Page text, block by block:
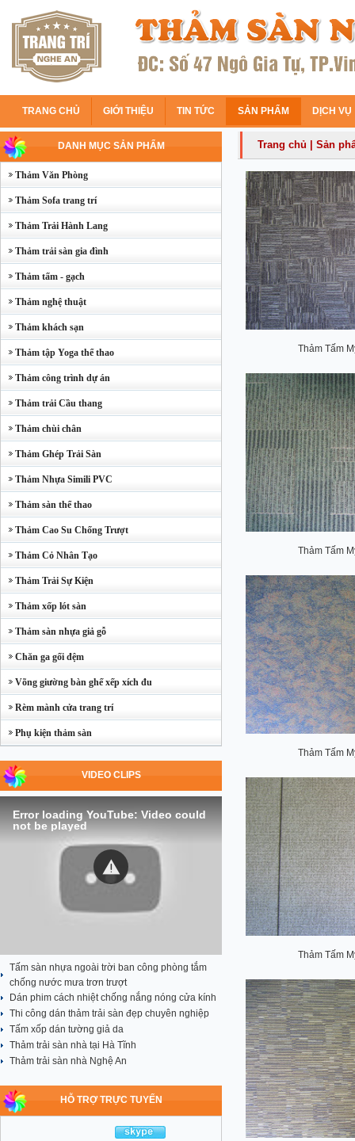
TRANG CHỦ GIỚI THIỆU TIN TỨC SẢN PHẨM DỊCH VỤ
DANH MỤC SẢN PHẨM
Thảm Văn Phòng
Thảm Sofa trang trí
Thảm Trải Hành Lang
Thảm trải sàn gia đình
Thảm tấm - gạch
Thảm nghệ thuật
Thảm khách sạn
Thảm tập Yoga thể thao
Thảm công trình dự án
Thảm trải Cầu thang
Thảm chùi chân
Thảm Ghép Trải Sàn
Thảm Nhựa Simili PVC
Thảm sàn thể thao
Thảm Cao Su Chống Trượt
Thảm Cỏ Nhân Tạo
Thảm Trải Sự Kiện
Thảm xốp lót sàn
Thảm sàn nhựa giả gỗ
Chăn ga gối đệm
Võng giường bàn ghế xếp xích đu
Rèm mành cửa trang trí
Phụ kiện thảm sàn
VIDEO CLIPS
Error loading YouTube: Video could
not be played
Tấm sàn nhựa ngoài trời ban công phòng tắm
chống nước mưa trơn trượt
Dán phim cách nhiệt chống nắng nóng cửa kính
Thi công dán thảm trải sàn đẹp chuyên nghiệp
Tấm xốp dán tường giả da
Thảm trải sàn nhà tại Hà Tĩnh
Thảm trải sàn nhà Nghệ An
HỖ TRỢ TRỰC TUYẾN
Trang chủ Sản
Thảm Tấm
Thảm Tấm
Thảm Tấm
Thảm Tấm